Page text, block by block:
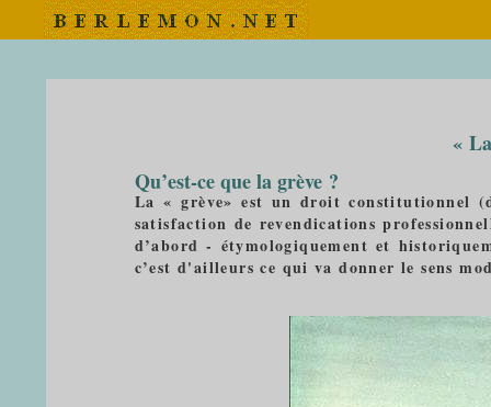
«
Qu’est-ce que la grève ?
La « grève» est un droit constitutionnel
satisfaction de revendications
d’abord - étymologiquement et
c’est d'ailleurs ce qui va donner le sens